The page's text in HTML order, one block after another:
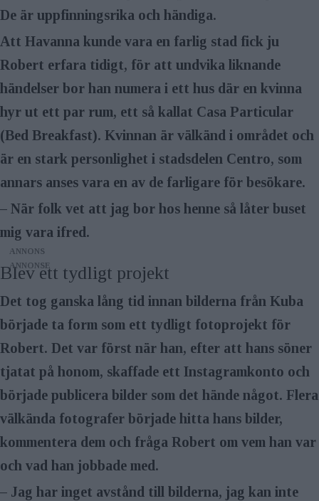
De är upp­finningsrika och händiga.
Att Havanna kunde vara en farlig stad fick ju
Robert erfara tidigt, för att undvika liknande
händelser bor han numera i ett hus där en kvinna
hyr ut ett par rum, ett så kallat Casa Particular
(Bed Breakfast). Kvinnan är välkänd i området och
är en stark personlighet i stadsdelen Centro, som
annars anses vara en av de farligare för besökare.
– När folk vet att jag bor hos henne så låter buset
mig vara ifred.
ANNONS
Blev ett tydligt projekt
Det tog ganska lång tid innan bilderna från Kuba
började ta form som ett tydligt fotoprojekt för
Robert. Det var först när han, efter att hans söner
tjatat på honom, skaffade ett Instagramkonto och
började publicera bilder som det hände något. Flera
välkända fotografer började hitta hans bilder,
kommentera dem och fråga Robert om vem han var
och vad han jobbade med.
– Jag har inget avstånd till bilderna, jag kan inte